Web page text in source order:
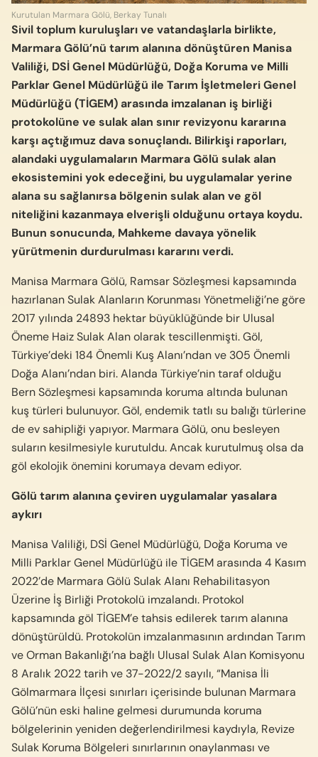
Kurutulan Marmara Gölü, Berkay Tunalı
Sivil toplum kuruluşları ve vatandaşlarla birlikte,
Marmara Gölü’nü tarım alanına dönüştüren Manisa
Valiliği, DSİ Genel Müdürlüğü, Doğa Koruma ve Milli
Parklar Genel Müdürlüğü ile Tarım İşletmeleri Genel
Müdürlüğü (TİGEM) arasında imzalanan iş birliği
protokolüne ve sulak alan sınır revizyonu kararına
karşı açtığımuz dava sonuçlandı. Bilirkişi raporları,
alandaki uygulamaların Marmara Gölü sulak alan
ekosistemini yok edeceğini, bu uygulamalar yerine
alana su sağlanırsa bölgenin sulak alan ve göl
niteliğini kazanmaya elverişli olduğunu ortaya koydu.
Bunun sonucunda, Mahkeme davaya yönelik
yürütmenin durdurulması kararını verdi.
Manisa Marmara Gölü, Ramsar Sözleşmesi kapsamında
hazırlanan Sulak Alanların Korunması Yönetmeliği’ne göre
2017 yılında 24893 hektar büyüklüğünde bir Ulusal
Öneme Haiz Sulak Alan olarak tescillenmişti. Göl,
Türkiye’deki 184 Önemli Kuş Alanı’ndan ve 305 Önemli
Doğa Alanı’ndan biri. Alanda Türkiye’nin taraf olduğu
Bern Sözleşmesi kapsamında koruma altında bulunan
kuş türleri bulunuyor. Göl, endemik tatlı su balığı türlerine
de ev sahipliği yapıyor. Marmara Gölü, onu besleyen
suların kesilmesiyle kurutuldu. Ancak kurutulmuş olsa da
göl ekolojik önemini korumaya devam ediyor.
Gölü tarım alanına çeviren uygulamalar yasalara
aykırı
Manisa Valiliği, DSİ Genel Müdürlüğü, Doğa Koruma ve
Milli Parklar Genel Müdürlüğü ile TİGEM arasında 4 Kasım
2022’de Marmara Gölü Sulak Alanı Rehabilitasyon
Üzerine İş Birliği Protokolü imzalandı. Protokol
kapsamında göl TİGEM’e tahsis edilerek tarım alanına
dönüştürüldü. Protokolün imzalanmasının ardından Tarım
ve Orman Bakanlığı’na bağlı Ulusal Sulak Alan Komisyonu
8 Aralık 2022 tarih ve 37-2022/2 sayılı, “Manisa İli
Gölmarmara İlçesi sınırları içerisinde bulunan Marmara
Gölü’nün eski haline gelmesi durumunda koruma
bölgelerinin yeniden değerlendirilmesi kaydıyla, Revize
Sulak Koruma Bölgeleri sınırlarının onaylanması ve